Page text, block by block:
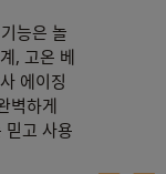
능은 놀
, 고온 베
에이징
벽하게
고 사용